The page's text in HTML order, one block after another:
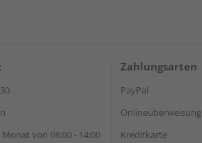
Monat von 08:00 - 14:00
Zahlungsarten
PayPal
Onlineüberweisung
Kreditkarte